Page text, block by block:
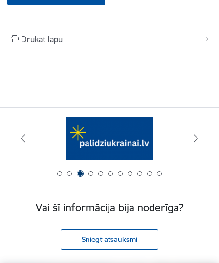
Drukāt lapu
Vai šī informācija bija noderīga?
Sniegt atsauksmi